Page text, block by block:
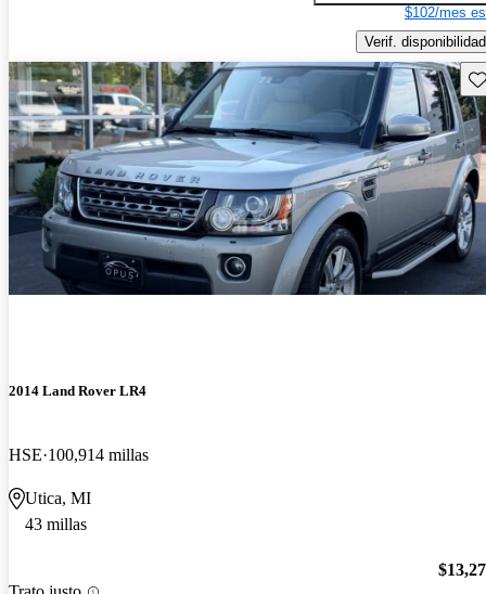
$102/mes
Verif. disponibilidad
2014 Land Rover LR4
HSE 100,914 millas
Utica, MI
43 millas